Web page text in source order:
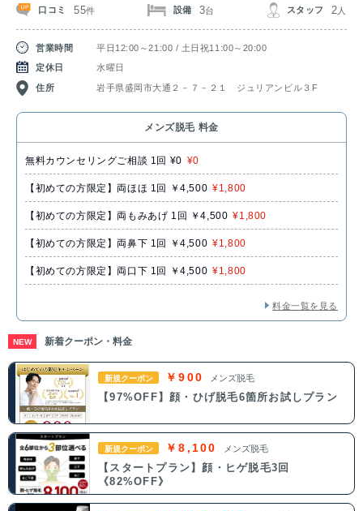
口コミ 55件 設備 3台 スタッフ 2 人
営業時間
平日12:00～21:00 / 土日祝11:00～20:00
定休日
水曜日
住所 岩手県盛岡市大通２－７－２１ ジュリアンビル３F
メンズ脱毛 料金
無料カウンセリングご相談 1回 ¥0 ¥0
【初めての方限定】両ほほ 1回 ￥4,500 ¥1,800
【初めての方限定】両もみあげ 1回 ￥4,500 ¥1,800
【初めての方限定】両鼻下 1回 ￥4,500 ¥1,800
【初めての方限定】両口下 1回 ￥4,500 ¥1,800
料金一覧を見る
NEW 新着クーポン・料金
新規クーポン ￥900 メンズ脱毛
【97%OFF】顔・ひげ脱毛6箇所お試しプラン
新規クーポン ￥8,100 メンズ脱毛
【スタートプラン】顔・ヒゲ脱毛3回
《82%OFF》